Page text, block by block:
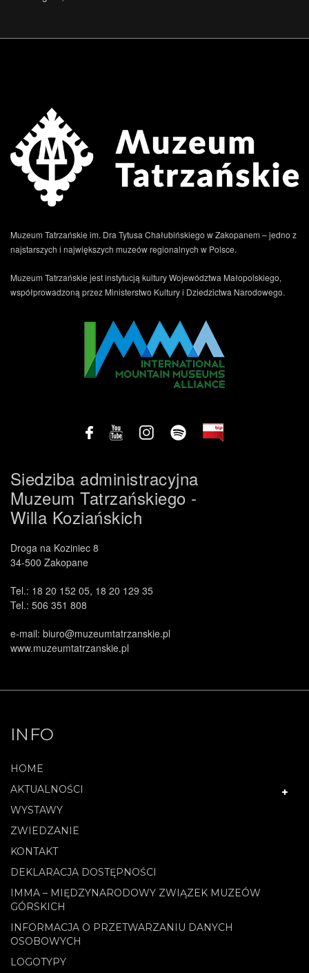
Muzeum Tatrzańskie im. Dra Tytusa Chałubińskiego w Zakopanem – jedno z
najstarszych i największych muzeów regionalnych w Polsce.
Muzeum Tatrzańskie jest instytucją kultury Województwa Małopolskiego,
współprowadzoną przez Ministerstwo Kultury i Dziedzictwa Narodowego.
Siedziba administracyjna
Muzeum Tatrzańskiego -
Willa Koziańskich
Droga na Koziniec 8
34-500 Zakopane
Tel.: 18 20 152 05, 18 20 129 35
Tel.: 506 351 808
e-mail: biuro@muzeumtatrzanskie.pl
www.muzeumtatrzanskie.pl
INFO
HOME
AKTUALNOŚCI
WYSTAWY
ZWIEDZANIE
KONTAKT
DEKLARACJA DOSTĘPNOŚCI
IMMA – MIĘDZYNARODOWY ZWIĄZEK MUZEÓW
GÓRSKICH
INFORMACJA O PRZETWARZANIU DANYCH
OSOBOWYCH
LOGOTYPY